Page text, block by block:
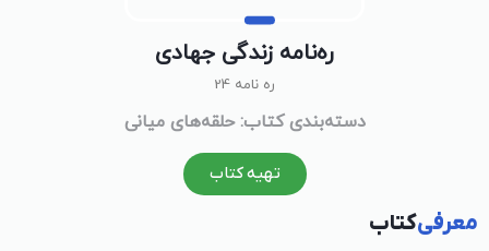
ره‌نامه‌ زندگی جهادی
ره نامه 24
دسته‌بندی کتاب: حلقه‌های میانی
تهیه کتاب
معرفیکتاب